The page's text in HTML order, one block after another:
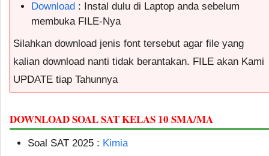
Download : Instal dulu di Laptop anda sebelum
membuka FILE-Nya
Silahkan download jenis font tersebut agar file yang
kalian download nanti tidak berantakan. FILE akan Kami
UPDATE tiap Tahunnya
DOWNLOAD SOAL SAT KELAS 10 SMA/MA
Soal SAT 2025 : Kimia